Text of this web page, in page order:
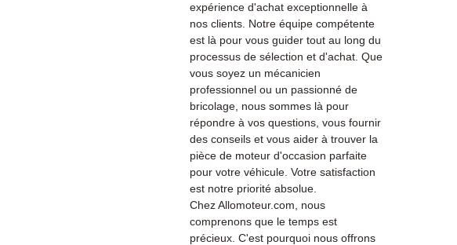
expérience d'achat exceptionnelle à
nos clients. Notre équipe compétente
est là pour vous guider tout au long du
processus de sélection et d'achat. Que
vous soyez un mécanicien
professionnel ou un passionné de
bricolage, nous sommes là pour
répondre à vos questions, vous fournir
des conseils et vous aider à trouver la
pièce de moteur d'occasion parfaite
pour votre véhicule. Votre satisfaction
est notre priorité absolue.
Chez Allomoteur.com, nous
comprenons que le temps est
précieux. C'est pourquoi nous offrons